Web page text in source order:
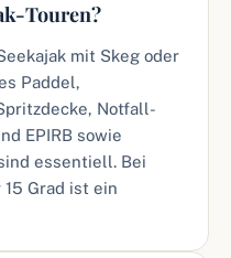
Touren?
mit Skeg oder
Paddel,
Notfall-
EPIRB sowie
essentiell. Bei
Grad ist ein